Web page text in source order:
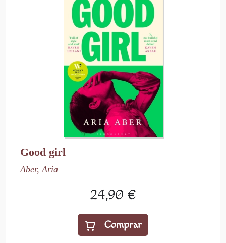
Good girl
Aber, Aria
24,90 €
Comprar